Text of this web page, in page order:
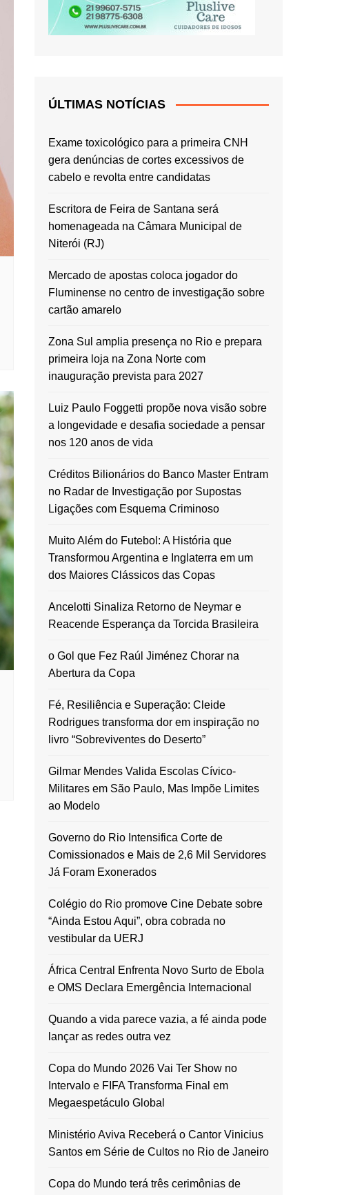
ÚLTIMAS NOTÍCIAS
Exame toxicológico para a primeira CNH
gera denúncias de cortes excessivos de
cabelo e revolta entre candidatas
Escritora de Feira de Santana será
homenageada na Câmara Municipal de
Niterói (RJ)
Mercado de apostas coloca jogador do
Fluminense no centro de investigação sobre
cartão amarelo
Zona Sul amplia presença no Rio e prepara
primeira loja na Zona Norte com
inauguração prevista para 2027
Luiz Paulo Foggetti propõe nova visão sobre
a longevidade e desafia sociedade a pensar
nos 120 anos de vida
Créditos Bilionários do Banco Master Entram
no Radar de Investigação por Supostas
Ligações com Esquema Criminoso
Muito Além do Futebol: A História que
Transformou Argentina e Inglaterra em um
dos Maiores Clássicos das Copas
Ancelotti Sinaliza Retorno de Neymar e
Reacende Esperança da Torcida Brasileira
o Gol que Fez Raúl Jiménez Chorar na
Abertura da Copa
Fé, Resiliência e Superação: Cleide
Rodrigues transforma dor em inspiração no
livro “Sobreviventes do Deserto”
Gilmar Mendes Valida Escolas Cívico-
Militares em São Paulo, Mas Impõe Limites
ao Modelo
Governo do Rio Intensifica Corte de
Comissionados e Mais de 2,6 Mil Servidores
Já Foram Exonerados
Colégio do Rio promove Cine Debate sobre
“Ainda Estou Aqui”, obra cobrada no
vestibular da UERJ
África Central Enfrenta Novo Surto de Ebola
e OMS Declara Emergência Internacional
Quando a vida parece vazia, a fé ainda pode
lançar as redes outra vez
Copa do Mundo 2026 Vai Ter Show no
Intervalo e FIFA Transforma Final em
Megaespetáculo Global
Ministério Aviva Receberá o Cantor Vinicius
Santos em Série de Cultos no Rio de Janeiro
Copa do Mundo terá três cerimônias de